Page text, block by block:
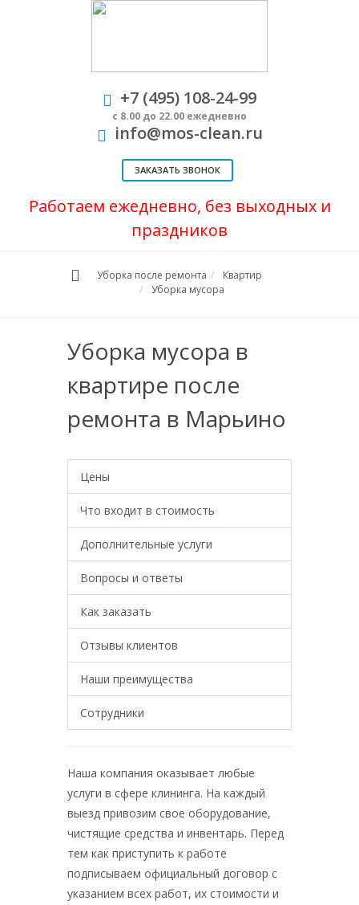
+7 (495) 108-24-99
с 8.00 до 22.00 ежедневно
info@mos-clean.ru
ЗАКАЗАТЬ ЗВОНОК
Работаем ежедневно, без выходных и
праздников
Уборка после ремонта
Квартир
Уборка мусора
Уборка мусора в
квартире после
ремонта в Марьино
Цены
Что входит в стоимость
Дополнительные услуги
Вопросы и ответы
Как заказать
Отзывы клиентов
Наши преимущества
Сотрудники
Наша компания оказывает любые
услуги в сфере клининга. На каждый
выезд привозим свое оборудование,
чистящие средства и инвентарь. Перед
тем как приступить к работе
подписываем официальный договор с
указанием всех работ, их стоимости и